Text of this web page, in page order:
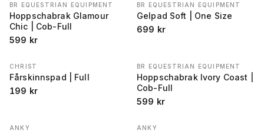
BR EQUESTRIAN EQUIPMENT
Hoppschabrak Glamour
Chic | Cob-Full
599 kr
BR EQUESTRIAN EQUIPMENT
Gelpad Soft | One Size
699 kr
CHRIST
Fårskinnspad | Full
199 kr
BR EQUESTRIAN EQUIPMENT
Hoppschabrak Ivory Coast |
Cob-Full
599 kr
ANKY ANKY